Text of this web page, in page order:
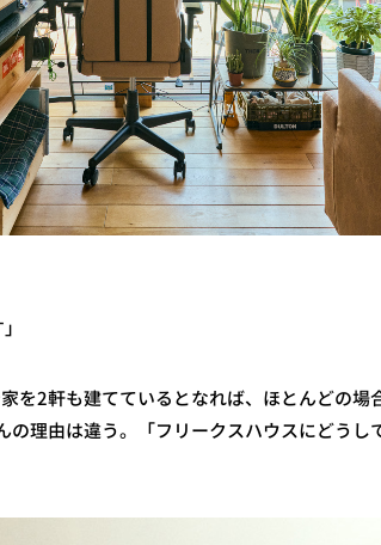
を2軒も建てているとなれば、ほとんどの場
理由は違う。「フリークスハウスにどうし